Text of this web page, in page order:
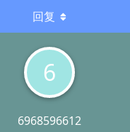
6
6968596612
回复